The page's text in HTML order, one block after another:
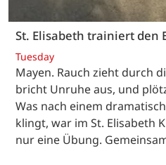
St. Elisabeth trainiert den
Tuesday
Mayen. Rauch zieht durch
bricht Unruhe aus, und
Was nach einem
klingt, war im St. Elisabeth
nur eine Übung.